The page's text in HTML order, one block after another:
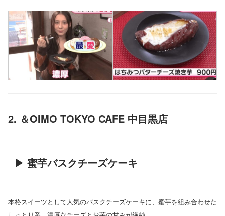
2. ＆OIMO TOKYO CAFE 中目黒店
▶ 蜜芋バスクチーズケーキ
本格スイーツとして人気のバスクチーズケーキに、蜜芋を組み合わせた